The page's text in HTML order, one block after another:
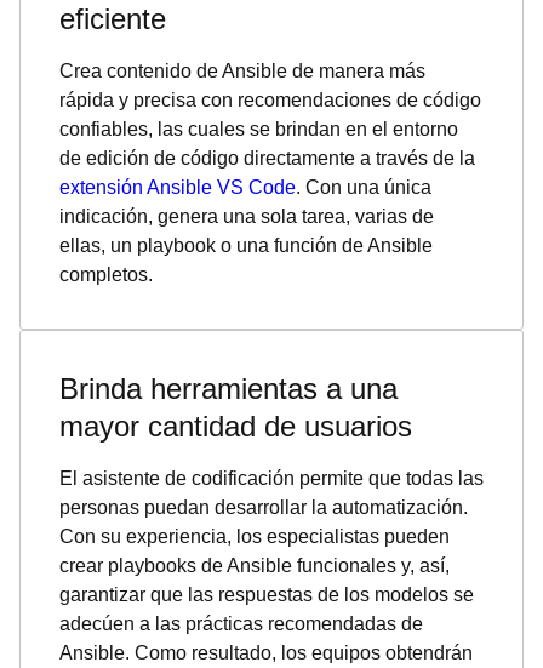
eficiente
Crea contenido de Ansible de manera más
rápida y precisa con recomendaciones de código
confiables, las cuales se brindan en el entorno
de edición de código directamente a través de la
extensión Ansible VS Code. Con una única
indicación, genera una sola tarea, varias de
ellas, un playbook o una función de Ansible
completos.
Brinda herramientas a una
mayor cantidad de usuarios
El asistente de codificación permite que todas las
personas puedan desarrollar la automatización.
Con su experiencia, los especialistas pueden
crear playbooks de Ansible funcionales y, así,
garantizar que las respuestas de los modelos se
adecúen a las prácticas recomendadas de
Ansible. Como resultado, los equipos obtendrán